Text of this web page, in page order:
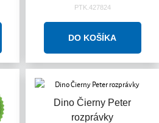
PTK.427824
Dino Čierny Peter
rozprávky